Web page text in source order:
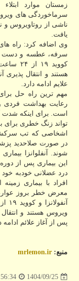
زمستان موارد
ناشی از روتاویروس و
یافت.
وی اضافه کرد: راه
سرفه، عطسه و دست
کووید
علایم ادامه دارد.
مهم ترین راه حل
رعایت بهداشت فردی
است. برای اینکه
تواند زنگ خطری برای
اشخاصی که تب سرکش
در صورت صلاحدید
شوند. آنفلوانزا
این بیماری پس از
افراد با بیماری
معرض خطر بروز عوارض
پس از آغاز علائم ادامه
منبع: mrlemon.ir
1404/09/25